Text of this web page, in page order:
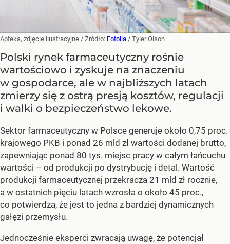
Apteka, zdjęcie ilustracyjne / Źródło: Fotolia / Tyler Olson
Polski rynek farmaceutyczny rośnie
wartościowo i zyskuje na znaczeniu
w gospodarce, ale w najbliższych latach
zmierzy się z ostrą presją kosztów, regulacji
i walki o bezpieczeństwo lekowe.
Sektor farmaceutyczny w Polsce generuje około 0,75 proc.
krajowego PKB i ponad 26 mld zł wartości dodanej brutto,
zapewniając ponad 80 tys. miejsc pracy w całym łańcuchu
wartości – od produkcji po dystrybucję i detal. Wartość
produkcji farmaceutycznej przekracza 21 mld zł rocznie,
a w ostatnich pięciu latach wzrosła o około 45 proc.,
co potwierdza, że jest to jedna z bardziej dynamicznych
gałęzi przemysłu.
Jednocześnie eksperci zwracają uwagę, że potencjał